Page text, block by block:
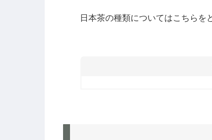
日本茶の種類についてはこちら